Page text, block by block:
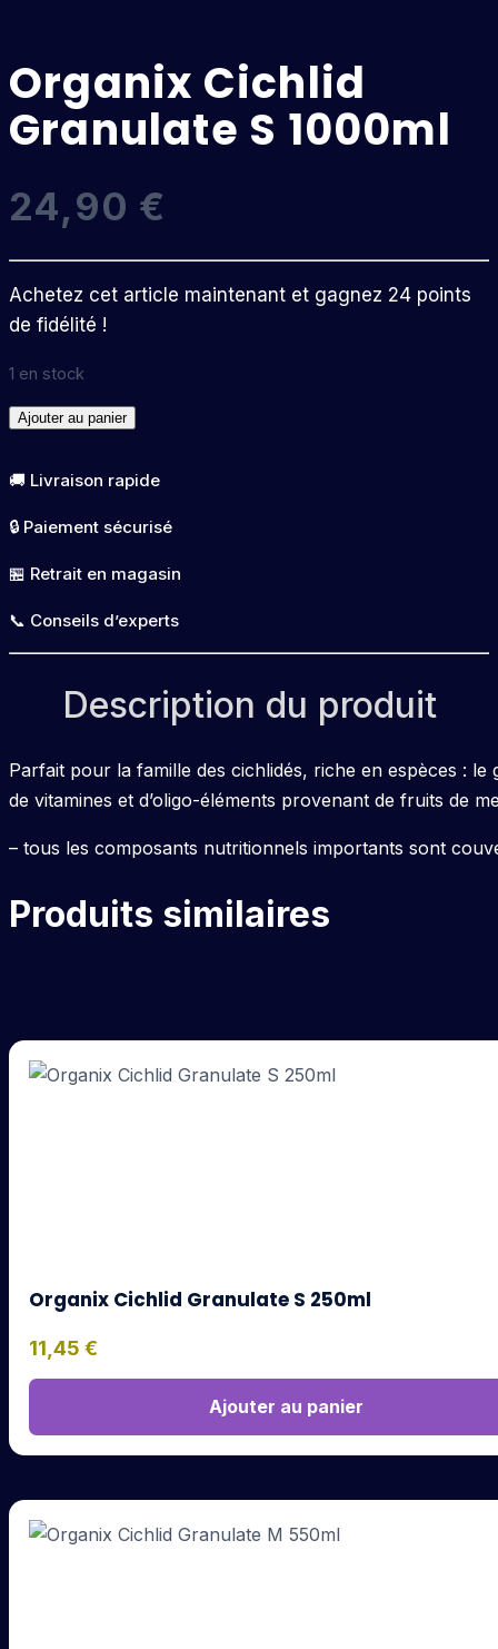
Organix Cichlid
Granulate S 1000ml
24,90 €
Achetez cet article maintenant et gagnez 24 points
de fidélité !
1 en stock
quantité
Organix
Granulate
S
Ajouter au panier
🚚 Livraison rapide
🔒 Paiement sécurisé
🏪 Retrait en magasin
📞 Conseils d’experts
Description du produit
Parfait pour la famille des cichlidés, riche en espèces :
de vitamines et d’oligo-éléments provenant de fruits de
– tous les composants nutritionnels importants sont
Produits similaires
Organix Cichlid Granulate S 250ml
11,45 €
Ajouter au panier